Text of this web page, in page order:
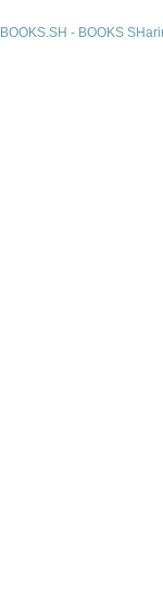
BOOKS.SH - BOOKS